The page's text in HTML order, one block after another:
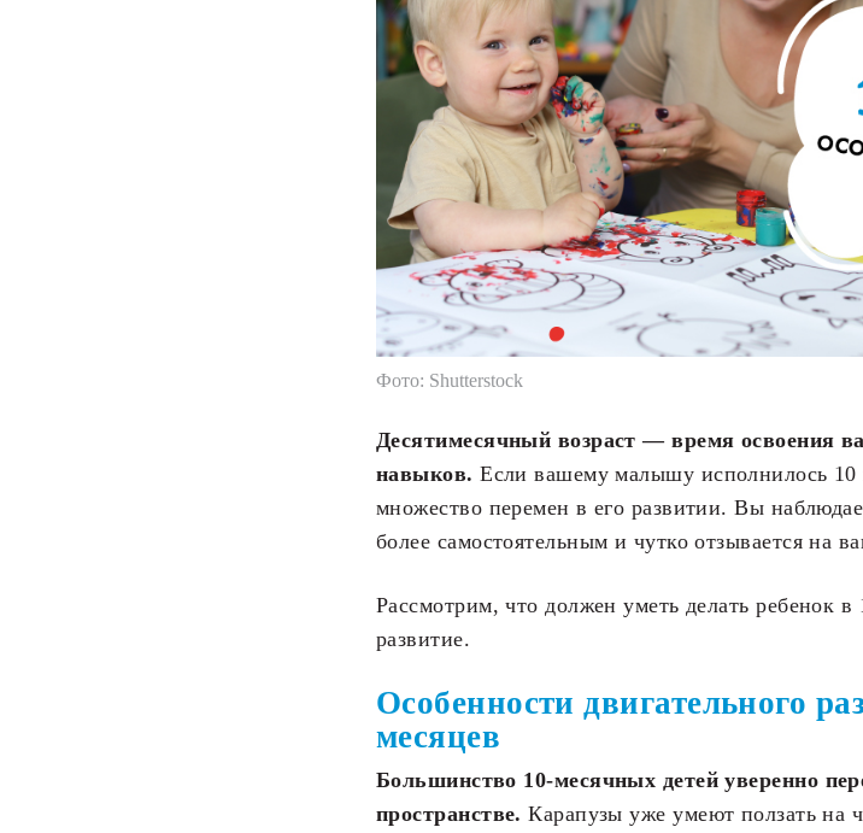
Фото: Shutterstock
Десятимесячный возраст — время освоения
навыков. Если вашему малышу исполнилось 10
множество перемен в его развитии. Вы
более самостоятельным и чутко отзывается на
Рассмотрим, что должен уметь делать ребенок в
развитие.
Особенности двигательного
месяцев
Большинство 10-месячных детей уверенно
пространстве. Карапузы уже умеют ползать на